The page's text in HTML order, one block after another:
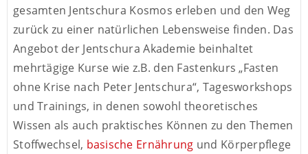
gesamten Jentschura Kosmos erleben und den Weg
zurück zu einer natürlichen Lebensweise finden. Das
Angebot der Jentschura Akademie beinhaltet
mehrtägige Kurse wie z.B. den Fastenkurs „Fasten
ohne Krise nach Peter Jentschura“, Tagesworkshops
und Trainings, in denen sowohl theoretisches
Wissen als auch praktisches Können zu den Themen
Stoffwechsel, basische Ernährung und Körperpflege